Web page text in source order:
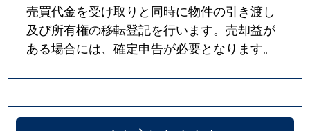
売買代金を受け取りと同時に物件の引き渡し
及び所有権の移転登記を行います。売却益が
ある場合には、確定申告が必要となります。